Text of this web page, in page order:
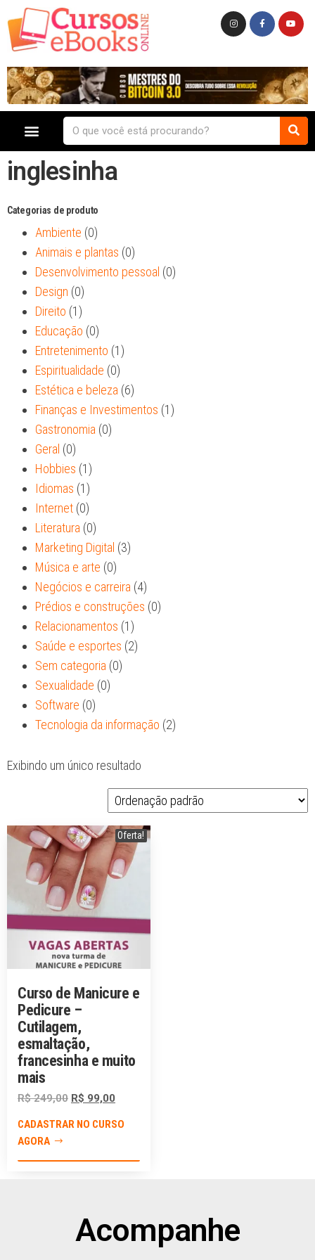
inglesinha
Categorias de produto
Ambiente (0)
Animais e plantas (0)
Desenvolvimento pessoal (0)
Design (0)
Direito (1)
Educação (0)
Entretenimento (1)
Espiritualidade (0)
Estética e beleza (6)
Finanças e Investimentos (1)
Gastronomia (0)
Geral (0)
Hobbies (1)
Idiomas (1)
Internet (0)
Literatura (0)
Marketing Digital (3)
Música e arte (0)
Negócios e carreira (4)
Prédios e construções (0)
Relacionamentos (1)
Saúde e esportes (2)
Sem categoria (0)
Sexualidade (0)
Software (0)
Tecnologia da informação (2)
Exibindo um único resultado
Oferta!
Curso de Manicure e
Pedicure –
Cutilagem,
esmaltação,
francesinha e muito
mais
R$249,00 R$ 99,00
CADASTRAR NO CURSO
AGORA
Acompanhe